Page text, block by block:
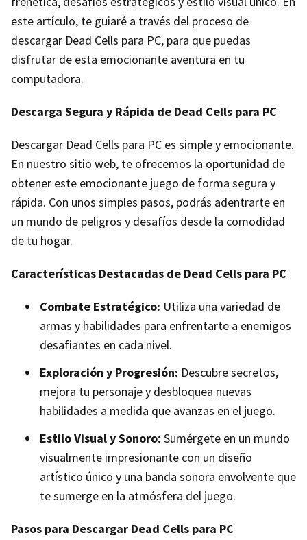
este artículo, te guiaré a través del proceso de
descargar Dead Cells para PC, para que puedas
disfrutar de esta emocionante aventura en tu
computadora.
Descarga Segura y Rápida de Dead Cells para PC
Descargar Dead Cells para PC es simple y emocionante.
En nuestro sitio web, te ofrecemos la oportunidad de
obtener este emocionante juego de forma segura y
rápida. Con unos simples pasos, podrás adentrarte en
un mundo de peligros y desafíos desde la comodidad
de tu hogar.
Características Destacadas de Dead Cells para PC
Combate Estratégico: Utiliza una variedad de
armas y habilidades para enfrentarte a enemigos
desafiantes en cada nivel.
Exploración y Progresión: Descubre secretos,
mejora tu personaje y desbloquea nuevas
habilidades a medida que avanzas en el juego.
Estilo Visual y Sonoro: Sumérgete en un mundo
visualmente impresionante con un diseño
artístico único y una banda sonora envolvente que
te sumerge en la atmósfera del juego.
Pasos para Descargar Dead Cells para PC